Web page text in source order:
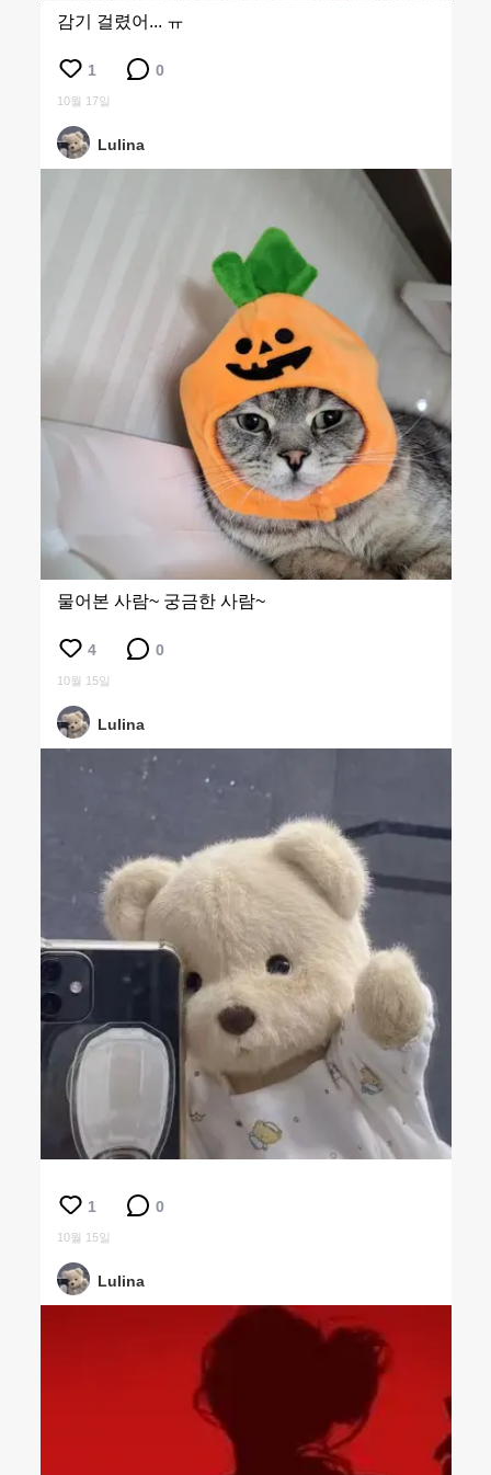
감기 걸렸어... ㅠ
1 0
10월 17일
Lulina
물어본 사람~ 궁금한 사람~
4 0
10월 15일
Lulina
1 0
10월 15일
Lulina